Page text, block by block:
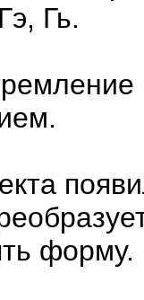
Гь.
форму.